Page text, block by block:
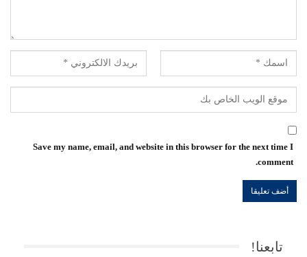
Save my name, email, and website in this browser for the next time I
comment.
تابعنا!